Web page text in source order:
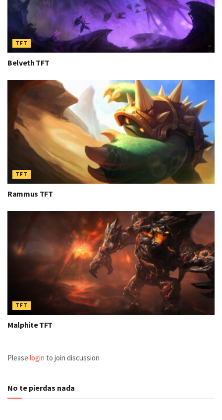
TFT
Belveth TFT
TFT
Rammus TFT
TFT
Malphite TFT
Please login to join discussion
No te pierdas nada